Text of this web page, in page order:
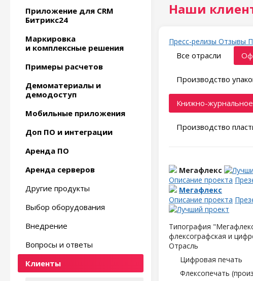
Приложение для CRM
Битрикс24
Маркировка
и комплексные решения
Примеры расчетов
Демоматериалы и
демодоступ
Мобильные приложения
Доп ПО и интеграции
Аренда ПО
Аренда серверов
Другие продукты
Выбор оборудования
Внедрение
Вопросы и ответы
Клиенты
Наши
Пресс-релизы Отзывы
Все отрасли
Производство
Книжно-
Производство
Мегафлекс
Описание проекта
Мегафлекс
Описание проекта
Типография
флексографская и
Отрасль
Цифровая печать
Флексопечать